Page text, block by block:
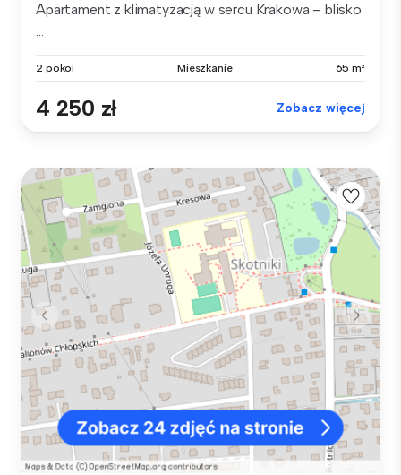
Apartament z klimatyzacją w sercu Krakowa – blisko
...
2 pokoi Mieszkanie 65 m²
4 250 zł Zobacz więcej